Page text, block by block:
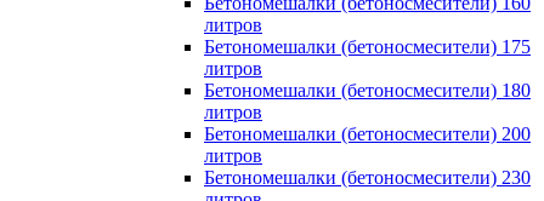
литров
Бетономешалки (бетоносмесители) 175
литров
Бетономешалки (бетоносмесители) 180
литров
Бетономешалки (бетоносмесители) 200
литров
Бетономешалки (бетоносмесители) 230